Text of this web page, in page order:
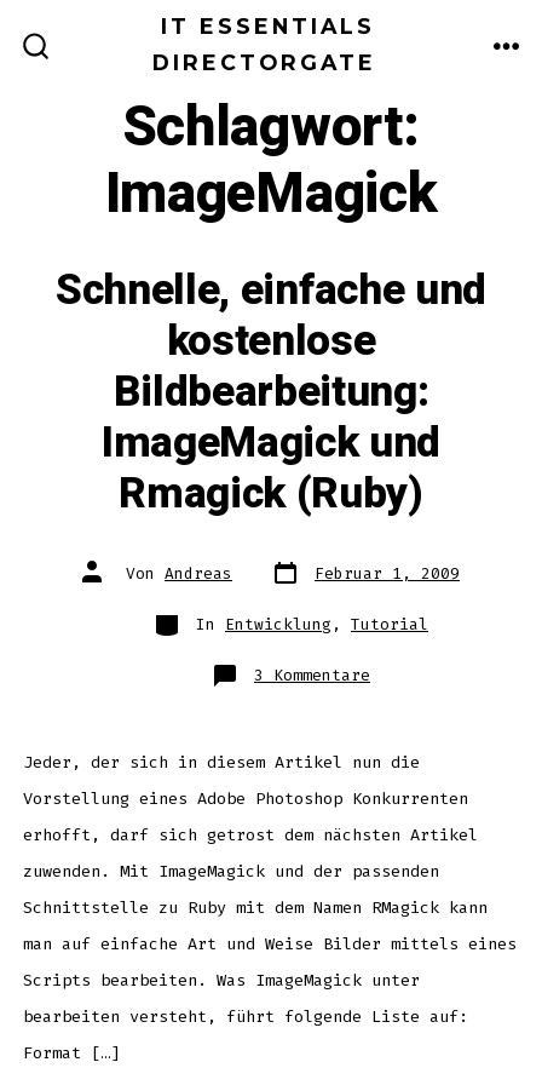
Inhalt
IT ESSENTIALS
DIRECTORGATE
Schlagwort:
ImageMagick
Schnelle, einfache und
kostenlose
Bildbearbeitung:
ImageMagick und
Rmagick (Ruby)
Autor
des Von Andreas Datum
des
Februar 1, 2009
Kategorien
In Entwicklung , Tutorial
3 Kommentare
Schnelle,
ImageMagick
Rmagick
(Ruby)
Jeder, der sich in diesem Artikel nun die
Vorstellung eines Adobe Photoshop Konkurrenten
erhofft, darf sich getrost dem nächsten Artikel
zuwenden. Mit ImageMagick und der passenden
Schnittstelle zu Ruby mit dem Namen RMagick kann
man auf einfache Art und Weise Bilder mittels eines
Scripts bearbeiten. Was ImageMagick unter
bearbeiten versteht, führt folgende Liste auf:
Format […]